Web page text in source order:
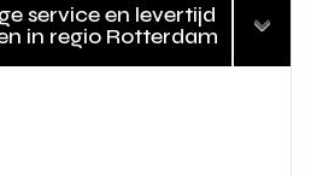
service en levertijd
in regio Rotterdam